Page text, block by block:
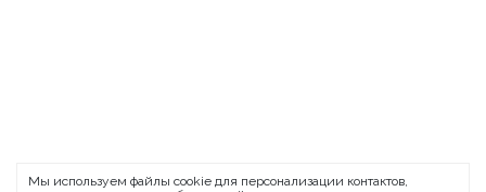
Мы используем файлы cookie для персонализации контактов,